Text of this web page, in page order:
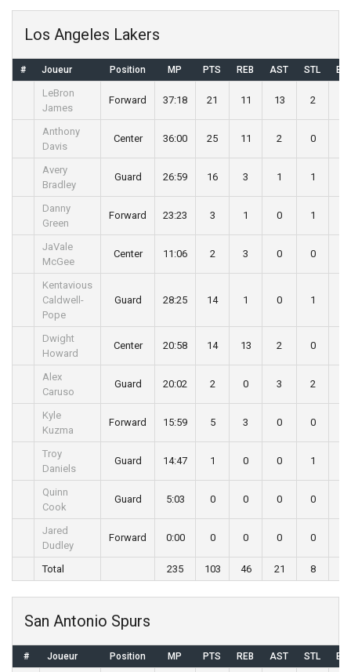
Los Angeles Lakers
# Joueur Position MP PTS REB AST STL BLK
LeBron
James
Forward 37:18 21 11 13 2
Anthony
Davis
Center 36:00 25 11 2 0
Avery
Bradley
Guard 26:59 16 3 1 1
Danny
Green
Forward 23:23 3 1 0 1
JaVale
McGee
Center 11:06 2 3 0 0
Kentavious
Caldwell-
Pope
Guard 28:25 14 1 0 1
Dwight
Howard
Center 20:58 14 13 2 0
Alex
Caruso
Guard 20:02 2 0 3 2
Kyle
Kuzma
Forward 15:59 5 3 0 0
Troy
Daniels
Guard 14:47 1 0 0 1
Quinn
Cook
Guard 5:03 0 0 0 0
Jared
Dudley
Forward 0:00 0 0 0 0
Total 235 103 46 21 8
San Antonio Spurs
# Joueur Position MP PTS REB AST STL BLK